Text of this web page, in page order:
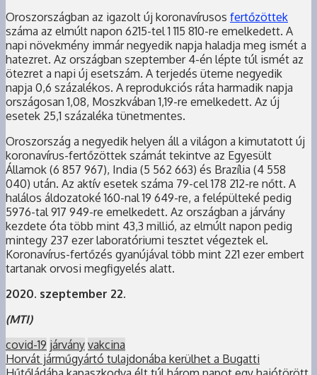
Oroszországban az igazolt új koronavírusos fertőzöttek
száma az elmúlt napon 6215-tel 1 115 810-re emelkedett. A
napi növekmény immár negyedik napja haladja meg ismét a
hatezret. Az országban szeptember 4-én lépte túl ismét az
ötezret a napi új esetszám. A terjedés üteme negyedik
napja 0,6 százalékos. A reprodukciós ráta harmadik napja
országosan 1,08, Moszkvában 1,19-re emelkedett. Az új
esetek 25,1 százaléka tünetmentes.
Oroszország a negyedik helyen áll a világon a kimutatott új
koronavírus-fertőzöttek számát tekintve az Egyesült
Államok (6 857 967), India (5 562 663) és Brazília (4 558
040) után. Az aktív esetek száma 79-cel 178 212-re nőtt. A
halálos áldozatoké 160-nal 19 649-re, a felépülteké pedig
5976-tal 917 949-re emelkedett. Az országban a járvány
kezdete óta több mint 43,3 millió, az elmúlt napon pedig
mintegy 237 ezer laboratóriumi tesztet végeztek el.
Koronavírus-fertőzés gyanújával több mint 221 ezer embert
tartanak orvosi megfigyelés alatt.
2020. szeptember 22.
(MTI)
covid-19 járvány vakcina
Horvát járműgyártó tulajdonába kerülhet a Bugatti